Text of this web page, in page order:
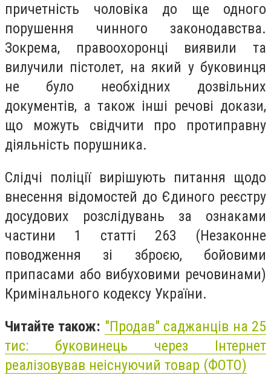
причетність чоловіка до ще одного
порушення чинного законодавства.
Зокрема, правоохоронці виявили та
вилучили пістолет, на який у буковинця
не було необхідних дозвільних
документів, а також інші речові докази,
що можуть свідчити про протиправну
діяльність порушника.
Слідчі поліції вирішують питання щодо
внесення відомостей до Єдиного реєстру
досудових розслідувань за ознаками
частини 1 статті 263 (Незаконне
поводження зі зброєю, бойовими
припасами або вибуховими речовинами)
Кримінального кодексу України.
Читайте також: "Продав" саджанців на 25
тис: буковинець через Інтернет
реалізовував неіснуючий товар (ФОТО)